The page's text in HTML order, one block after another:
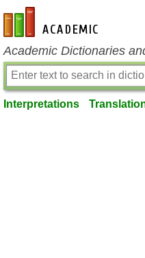
en-academic.com
Academic Dictionaries
Interpretations